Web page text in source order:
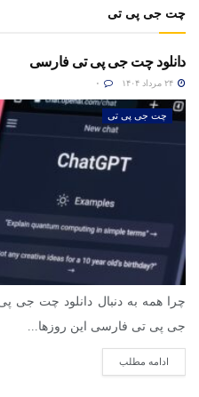
چت جی پی تی
دانلود چت جی پی تی فارسی
چت جی پی تی
چرا همه به دنبال دانلود چت جی
جی پی تی فارسی این روزها...
ادامه مطلب